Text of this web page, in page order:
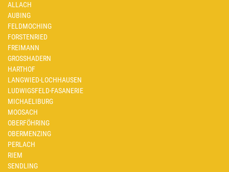
ALLACH
AUBING
FELDMOCHING
FORSTENRIED
FREIMANN
GROSSHADERN
HARTHOF
LANGWIED-LOCHHAUSEN
LUDWIGSFELD-FASANERIE
MICHAELIBURG
MOOSACH
OBERFÖHRING
OBERMENZING
PERLACH
RIEM
SENDLING